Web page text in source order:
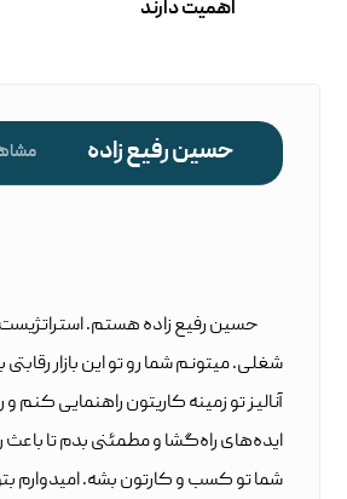
اهمیت دارند
حسین رفیع زاده
حسین رفیع زاده هستم.
شغلی. میتونم شما رو تو این بازار
آنالیز تو زمینه کاریتون راهنمایی کنم و
ایده‌های راه‌گشا و مطمئنی بدم تا باعث
شما تو کسب و کارتون بشه. امیدوارم